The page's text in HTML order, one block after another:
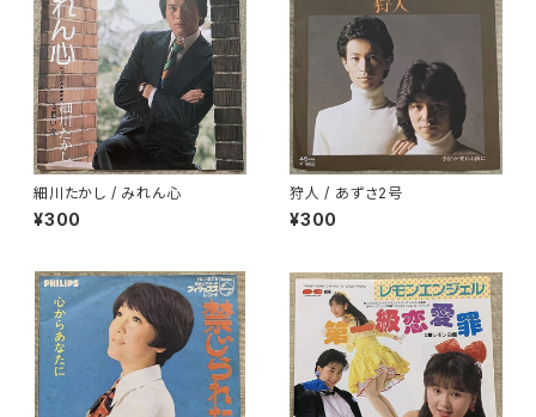
細川たかし / みれん心
¥300
狩人 / あずさ2号
¥300